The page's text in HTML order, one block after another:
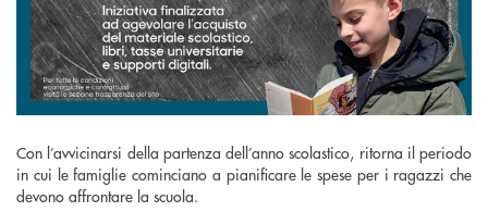
Con l’avvicinarsi della partenza dell’anno scolastico, ritorna il periodo
in cui le famiglie cominciano a pianificare le spese per i ragazzi che
devono affrontare la scuola.